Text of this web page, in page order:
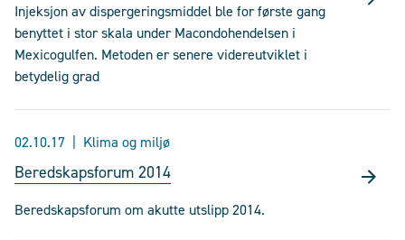
Injeksjon av dispergeringsmiddel ble for første gang
benyttet i stor skala under Macondohendelsen i
Mexicogulfen. Metoden er senere videreutviklet i
betydelig grad
02.10.17 Klima og miljø
Beredskapsforum 2014
Beredskapsforum om akutte utslipp 2014.